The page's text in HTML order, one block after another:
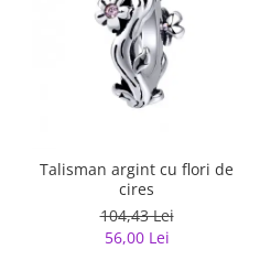
Talisman argint cu flori de
cires
104,43 Lei
56,00 Lei